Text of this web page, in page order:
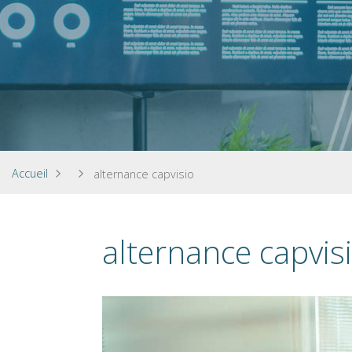
Accueil alternance capvisio
alternance